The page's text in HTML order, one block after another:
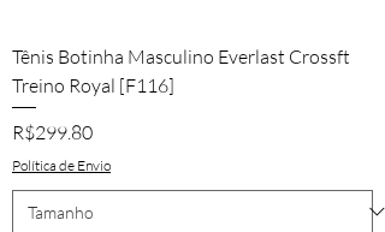
Tênis Botinha Masculino Everlast Crossft
Treino Royal [F116]
Price
R$299.80
Política de Envio